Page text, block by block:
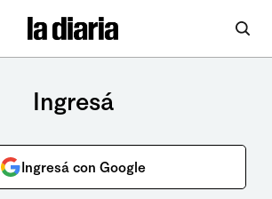
Ingresá
Ingresá con Google